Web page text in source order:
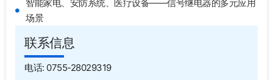
智能家电、安防系统、医疗设备——信号继电器的多元应用
场景
联系信息
电话: 0755-28029319